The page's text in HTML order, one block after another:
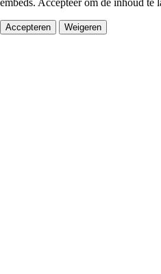
Accepteren Weigeren